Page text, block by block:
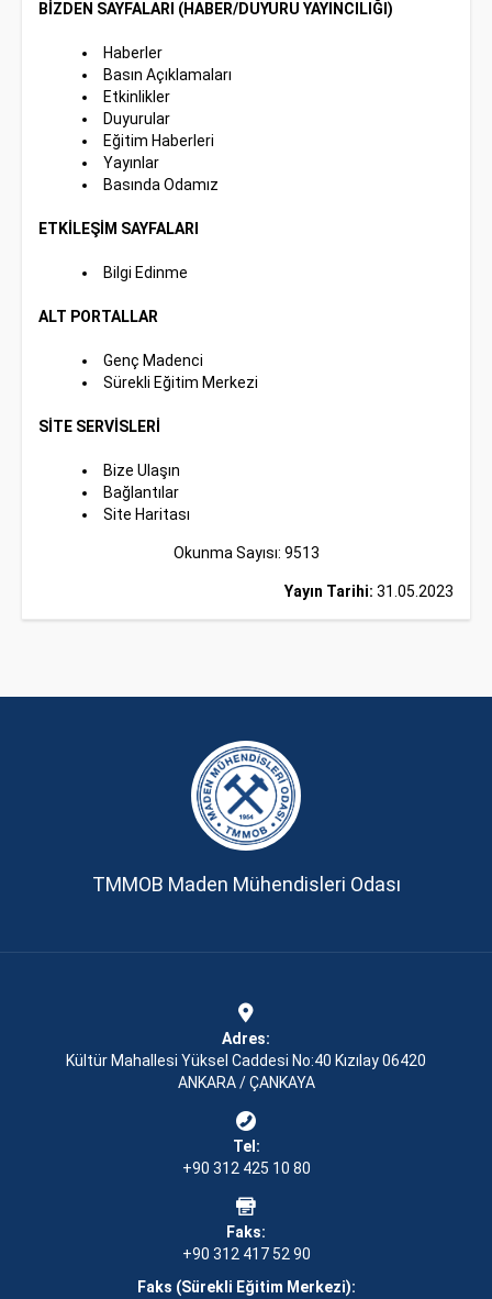
BİZDEN SAYFALARI (HABER/DUYURU YAYINCILIĞI)
Haberler
Basın Açıklamaları
Etkinlikler
Duyurular
Eğitim Haberleri
Yayınlar
Basında Odamız
ETKİLEŞİM SAYFALARI
Bilgi Edinme
ALT PORTALLAR
Genç Madenci
Sürekli Eğitim Merkezi
SİTE SERVİSLERİ
Bize Ulaşın
Bağlantılar
Site Haritası
Okunma Sayısı: 9513
Yayın Tarihi: 31.05.2023
TMMOB Maden Mühendisleri Odası
Adres:
Kültür Mahallesi Yüksel Caddesi No:40 Kızılay 06420
ANKARA / ÇANKAYA
Tel:
+90 312 425 10 80
Faks:
+90 312 417 52 90
Faks (Sürekli Eğitim Merkezi):